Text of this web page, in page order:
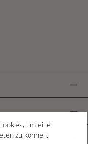
um eine
zu können.